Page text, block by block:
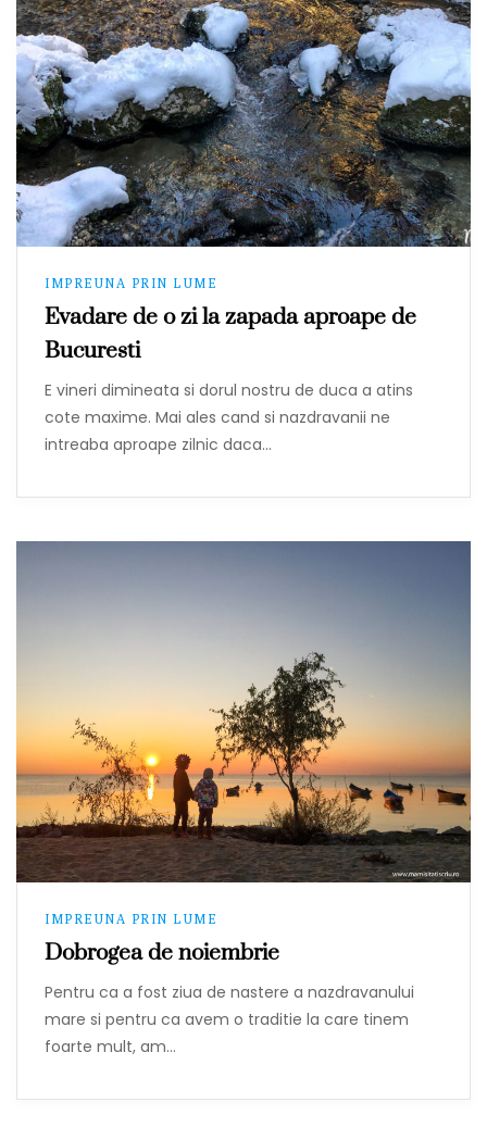
IMPREUNA PRIN LUME
Evadare de o zi la zapada aproape de
Bucuresti
E vineri dimineata si dorul nostru de duca a atins
cote maxime. Mai ales cand si nazdravanii ne
intreaba aproape zilnic daca…
IMPREUNA PRIN LUME
Dobrogea de noiembrie
Pentru ca a fost ziua de nastere a nazdravanului
mare si pentru ca avem o traditie la care tinem
foarte mult, am…